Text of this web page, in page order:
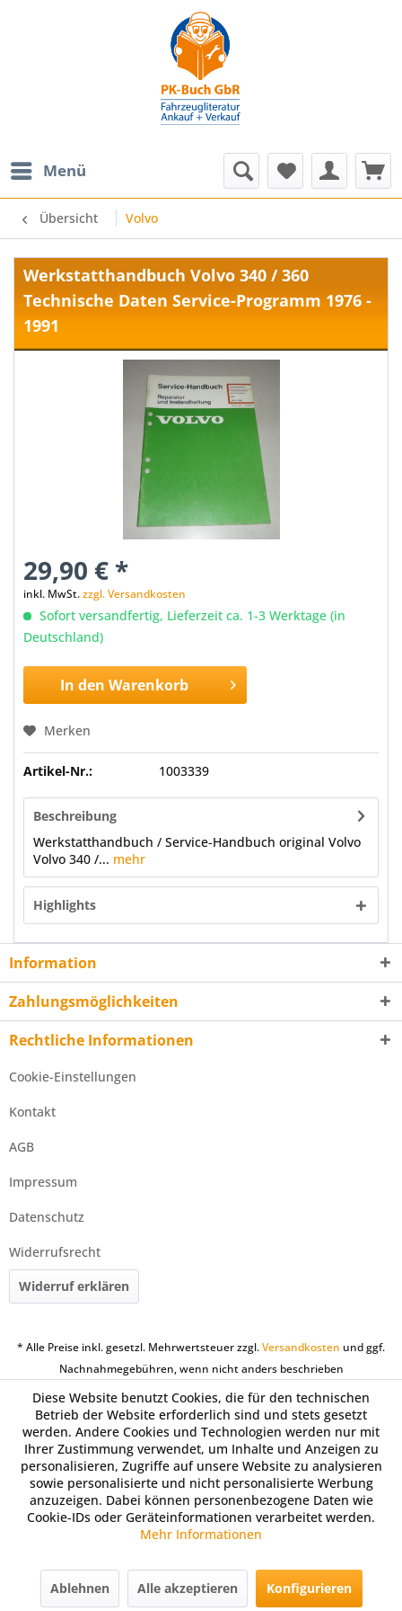
Menü
Übersicht Volvo
Werkstatthandbuch Volvo 340 / 360
Technische Daten Service-Programm 1976 -
1991
29,90 € *
inkl. MwSt.zzgl. Versandkosten
Sofort versandfertig, Lieferzeit ca. 1-3 Werktage (in
Deutschland)
In den Warenkorb
Merken
Artikel-Nr.: 1003339
Beschreibung
Werkstatthandbuch / Service-Handbuch original Volvo
Volvo 340 /... mehr
Highlights
Information
Zahlungsmöglichkeiten
Rechtliche Informationen
Cookie-Einstellungen
Kontakt
AGB
Impressum
Datenschutz
Widerrufsrecht
Widerruf erklären
* Alle Preise inkl. gesetzl. Mehrwertsteuer zzgl.Versandkosten und ggf.
Nachnahmegebühren, wenn nicht anders beschrieben
Diese Website benutzt Cookies, die für den technischen
Betrieb der Website erforderlich sind und stets gesetzt
werden. Andere Cookies und Technologien werden nur mit
Ihrer Zustimmung verwendet, um Inhalte und Anzeigen zu
personalisieren, Zugriffe auf unsere Website zu analysieren
sowie personalisierte und nicht personalisierte Werbung
anzuzeigen. Dabei können personenbezogene Daten wie
Cookie-IDs oder Geräteinformationen verarbeitet werden.
Mehr Informationen
Ablehnen Alle akzeptieren Konfigurieren